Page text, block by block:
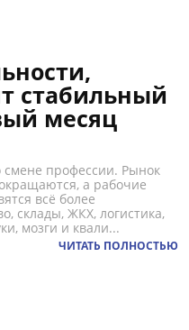
стабильный
месяц
смене профессии. Рынок
а рабочие
всё более
склады, ЖКХ, логистика,
мозги и квали...
ЧИТАТЬ ПОЛНОСТЬЮ